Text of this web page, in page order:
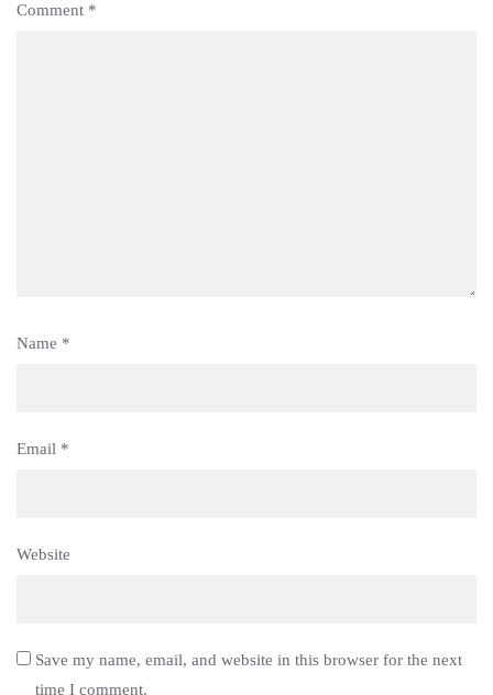
Comment *
Name *
Email *
Website
Save my name, email, and website in this browser for the next
time I comment.